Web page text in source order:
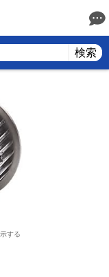
検索
する